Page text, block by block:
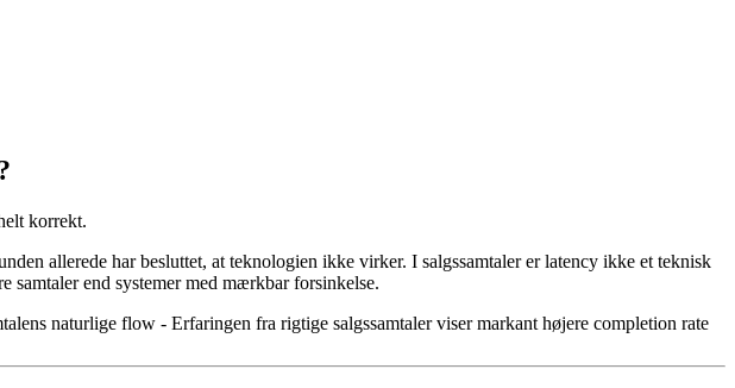
korrekt.
allerede har besluttet, at teknologien ikke virker. I salgssamtaler er latency ikke et teknisk
samtaler end systemer med mærkbar forsinkelse.
naturlige flow - Erfaringen fra rigtige salgssamtaler viser markant højere completion rate